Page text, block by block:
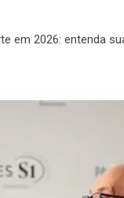
em 2026: entenda